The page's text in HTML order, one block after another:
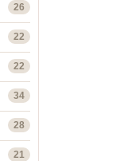
26
22
22
34
28
21